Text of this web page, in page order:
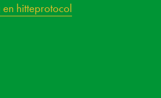
hitteprotocol